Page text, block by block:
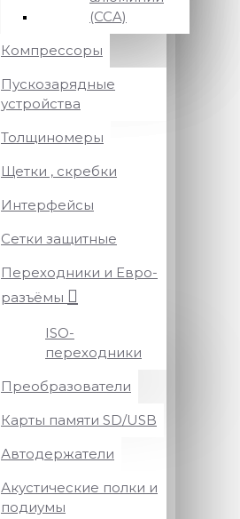
(CCA)
Компрессоры
Пускозарядные
устройства
Толщиномеры
Щетки , скребки
Интерфейсы
Сетки защитные
Переходники и Евро-
разъёмы
ISO-
переходники
Преобразователи
Карты памяти SD/USB
Автодержатели
Акустические полки и
подиумы